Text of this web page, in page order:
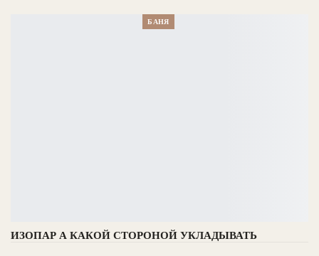
БАНЯ
ИЗОПАР А КАКОЙ СТОРОНОЙ УКЛАДЫВАТЬ